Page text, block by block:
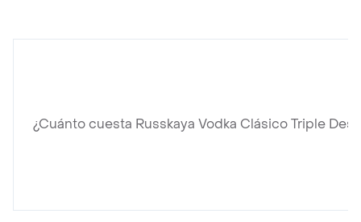
¿Cuánto cuesta Russkaya Vodka Clásico Triple